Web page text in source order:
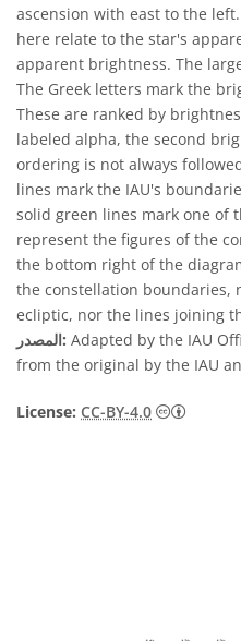
ascension with east to the
here relate to the star's
apparent brightness. The
The Greek letters mark the
These are ranked by
labeled alpha, the second
ordering is not always
lines mark the IAU's
solid green lines mark one of
represent the figures of the
the bottom right of the
the constellation boundaries,
ecliptic, nor the lines joining
المصدر: Adapted by the IAU
from the original by the IAU
License: CC-BY-4.0